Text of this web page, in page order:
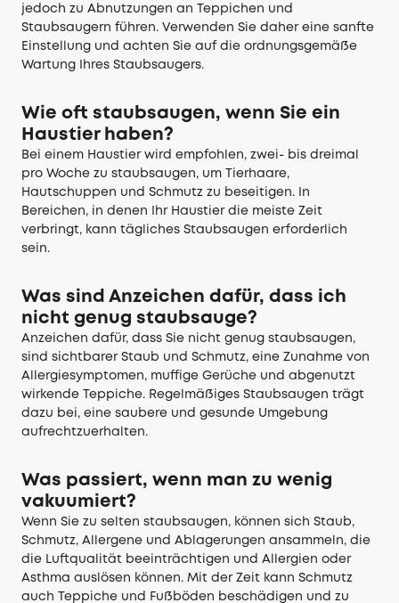
jedoch zu Abnutzungen an Teppichen und
Staubsaugern führen. Verwenden Sie daher eine sanfte
Einstellung und achten Sie auf die ordnungsgemäße
Wartung Ihres Staubsaugers.
Wie oft staubsaugen, wenn Sie ein
Haustier haben?
Bei einem Haustier wird empfohlen, zwei- bis dreimal
pro Woche zu staubsaugen, um Tierhaare,
Hautschuppen und Schmutz zu beseitigen. In
Bereichen, in denen Ihr Haustier die meiste Zeit
verbringt, kann tägliches Staubsaugen erforderlich
sein.
Was sind Anzeichen dafür, dass ich
nicht genug staubsauge?
Anzeichen dafür, dass Sie nicht genug staubsaugen,
sind sichtbarer Staub und Schmutz, eine Zunahme von
Allergiesymptomen, muffige Gerüche und abgenutzt
wirkende Teppiche. Regelmäßiges Staubsaugen trägt
dazu bei, eine saubere und gesunde Umgebung
aufrechtzuerhalten.
Was passiert, wenn man zu wenig
vakuumiert?
Wenn Sie zu selten staubsaugen, können sich Staub,
Schmutz, Allergene und Ablagerungen ansammeln, die
die Luftqualität beeinträchtigen und Allergien oder
Asthma auslösen können. Mit der Zeit kann Schmutz
auch Teppiche und Fußböden beschädigen und zu